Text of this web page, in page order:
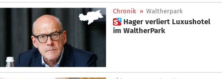
Chronik » Waltherpark
 Hager verliert Luxushotel
im WaltherPark